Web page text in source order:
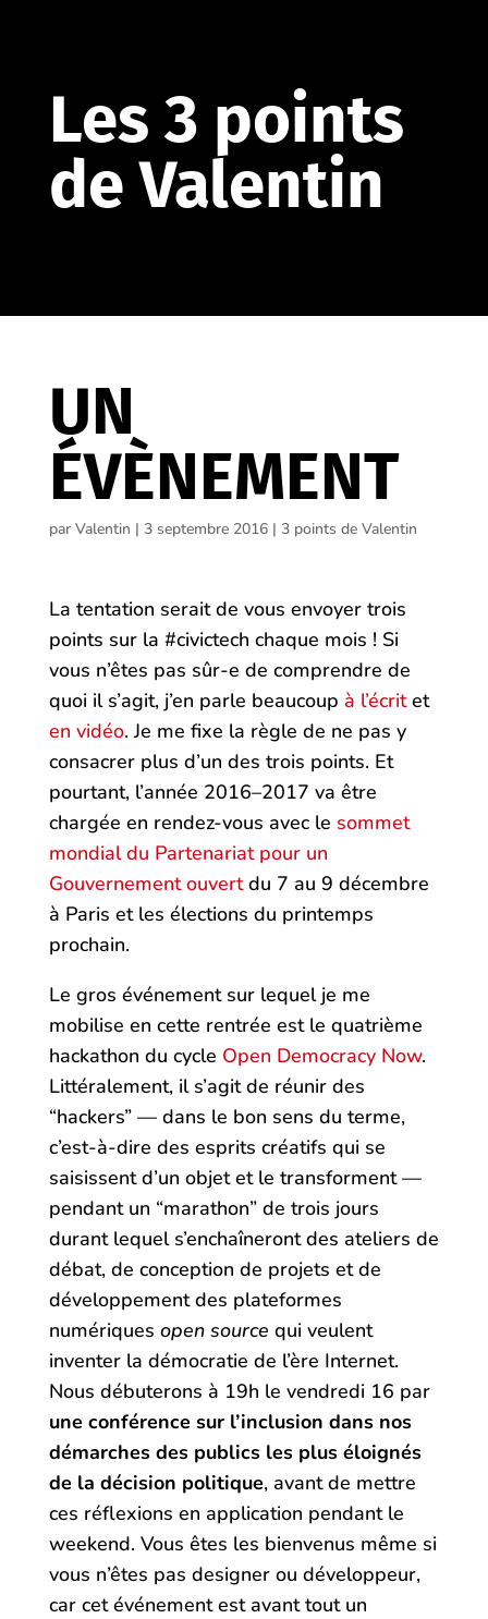
Les 3 points
de Valentin
UN
ÉVÈNEMENT
par Valentin | 3 septembre 2016| 3 points de Valentin
La tentation serait de vous envoyer trois
points sur la #civictech chaque mois ! Si
vous n’êtes pas sûr-e de comprendre de
quoi il s’agit, j’en parle beaucoup à l’écritet
en vidéo. Je me fixe la règle de ne pas y
consacrer plus d’un des trois points. Et
pourtant, l’année 2016–2017 va être
chargée en rendez-vous avec le sommet
mondial du Partenariat pour un
Gouvernement ouvertdu 7 au 9 décembre
à Paris et les élections du printemps
prochain.
Le gros événement sur lequel je me
mobilise en cette rentrée est le quatrième
hackathon du cycle Open Democracy Now.
Littéralement, il s’agit de réunir des
“hackers” — dans le bon sens du terme,
c’est-à-dire des esprits créatifs qui se
saisissent d’un objet et le transforment —
pendant un “marathon” de trois jours
durant lequel s’enchaîneront des ateliers de
débat, de conception de projets et de
développement des plateformes
numériques open source qui veulent
inventer la démocratie de l’ère Internet.
Nous débuterons à 19h le vendredi 16 par
une conférence sur l’inclusion dans nos
démarches des publics les plus éloignés
de la décision politique, avant de mettre
ces réflexions en application pendant le
weekend. Vous êtes les bienvenus même si
vous n’êtes pas designer ou développeur,
car cet événement est avant tout un